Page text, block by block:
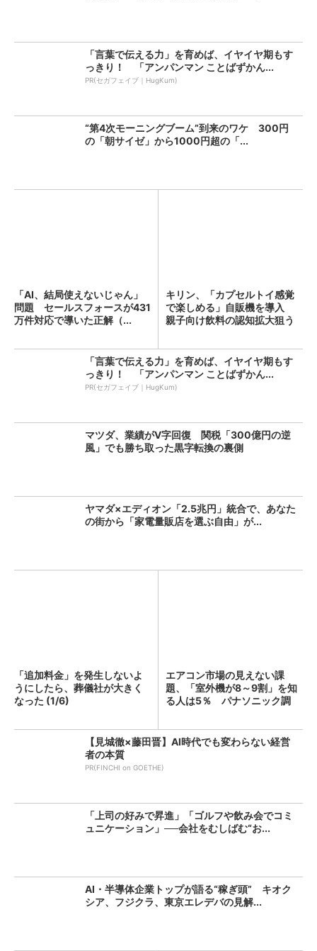
「言葉で伝える力」を育めば、イヤイヤ期もす
っきり！ 「アンパンマン ことばずかん...
PR(セガフェイブ｜HugKum)
“第4次モーニングブーム”到来のワケ 300円
の「朝サイゼ」から1000円超の「...
「AI、結局使えないじゃん」
問題 セールスフォースが431
万件対応で導いた正解（...
キリン、「カプセルトイ感覚
で楽しめる」自販機を導入
親子向け飲料の認知拡大狙う
「言葉で伝える力」を育めば、イヤイヤ期もす
っきり！ 「アンパンマン ことばずかん...
PR(セガフェイブ｜HugKum)
マツダ、業績がV字回復 関税「300億円の逆
風」でも勝ち取った黒字転換の裏側
ヤマダ×エディオン「2.5兆円」統合で、あなた
の街から「家電量販店を選ぶ自由」が...
「追加料金」を発生しないよ
うにしたら、葬儀社が大きく
なった (1/6)
エアコン市場の見えない課
題、「室外機が8～9割」を知
る人は5％ パナソニック調
【見城徹×藤田晋】AI時代でも変わらない経営
者の本質
PR(FINCHI on GOETHE)
「上司の好みで昇進」「ゴルフや飲み会でコミ
ュニケーション」──会社をむしばむ“お...
AI・半導体企業トップが語る“稼ぎ頭” キオク
シア、フジクラ、東京エレデバの見解...